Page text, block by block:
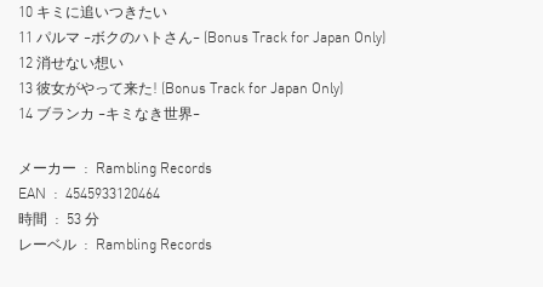
10 キミに追いつきたい
11 パルマ ~ボクのハトさん~ (Bonus Track for Japan Only)
12 消せない想い
13 彼女がやって来た! (Bonus Track for Japan Only)
14 ブランカ ~キミなき世界~
メーカー ‏ : ‎ Rambling Records
EAN ‏ : ‎ 4545933120464
時間 ‏ : ‎ 53 分
レーベル ‏ : ‎ Rambling Records